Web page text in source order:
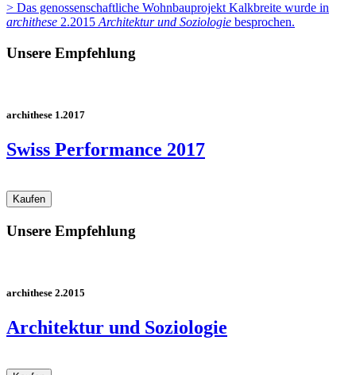
> Das genossenschaftliche Wohnbauprojekt Kalkbreite wurde in
archithese 2.2015Architektur und Soziologie besprochen.
Unsere Empfehlung
archithese 1.2017
Swiss Performance 2017
Unsere Empfehlung
archithese 2.2015
Architektur und Soziologie